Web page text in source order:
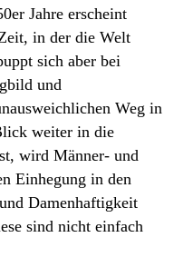
Jahre erscheint
in der die Welt
sich aber bei
und
Weg in
weiter in die
wird Männer- und
Einhegung in den
Damenhaftigkeit
sind nicht einfach